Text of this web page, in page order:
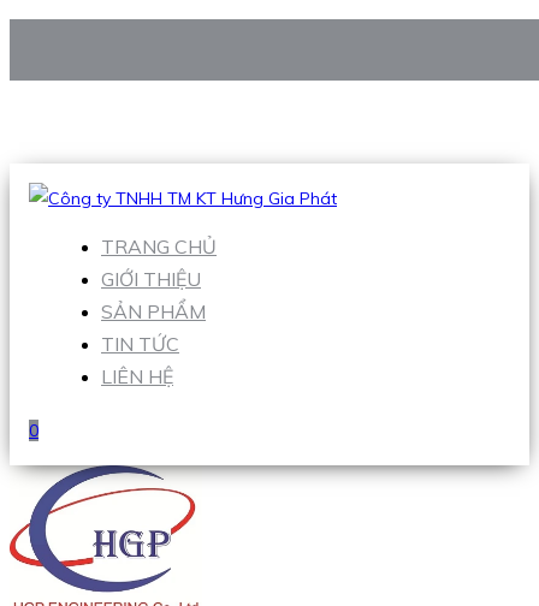
Hotline:0938 906 663
TRANG CHỦ
GIỚI THIỆU
SẢN PHẨM
TIN TỨC
LIÊN HỆ
0